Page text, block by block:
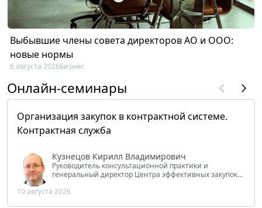
Выбывшие члены совета директоров АО и ООО:
новые нормы
6 августа 2026Бизнес
Онлайн-семинары
Организация закупок в контрактной системе.
Контрактная служба
Кузнецов Кирилл Владимирович
Руководитель консультационной практики и
генеральный директор Центра эффективных закупок
РФ
10 августа 2026